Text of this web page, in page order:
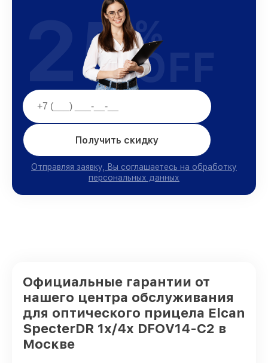
Получить скидку
Отправляя заявку, Вы соглашаетесь на обработку
персональных данных
25%
OFF
Официальные гарантии от
нашего центра обслуживания
для оптического прицела Elcan
SpecterDR 1x/4x DFOV14-C2 в
Москве